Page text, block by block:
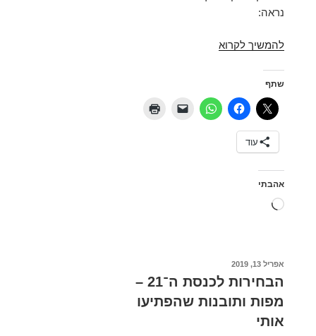
נראה:
להמשיך לקרוא
שבטי
ישראל
שתף
עוד
אהבתי
טוען...
פורסם
אפריל 13, 2019
הבחירות לכנסת ה־21 –
מפות ותובנות שהפתיעו
אותי